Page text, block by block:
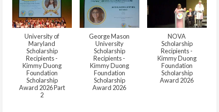
University of
Maryland
Scholarship
Recipients -
Kimmy Duong
Foundation
Scholarship
Award 2026 Part
2
George Mason
University
Scholarship
Recipients -
Kimmy Duong
Foundation
Scholarship
Award 2026
NOVA
Scholarship
Recipients -
Kimmy Duong
Foundation
Scholarship
Award 2026